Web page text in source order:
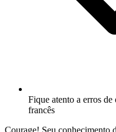
Fique atento a erros
francês